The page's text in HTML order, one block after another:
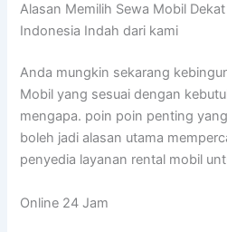
Alasan Memilih Sewa Mobil
Indonesia Indah dari kami
Anda mungkin sekarang
Mobil yang sesuai dengan
mengapa. poin poin penting
boleh jadi alasan utama
penyedia layanan rental mobil
Online 24 Jam